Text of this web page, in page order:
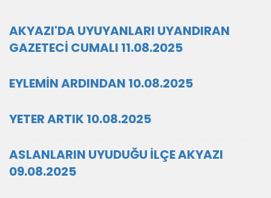
AKYAZI'DA UYUYANLARI UYANDIRAN
GAZETECİ CUMALI 11.08.2025
EYLEMİN ARDINDAN 10.08.2025
YETER ARTIK 10.08.2025
ASLANLARIN UYUDUĞU İLÇE AKYAZI
09.08.2025